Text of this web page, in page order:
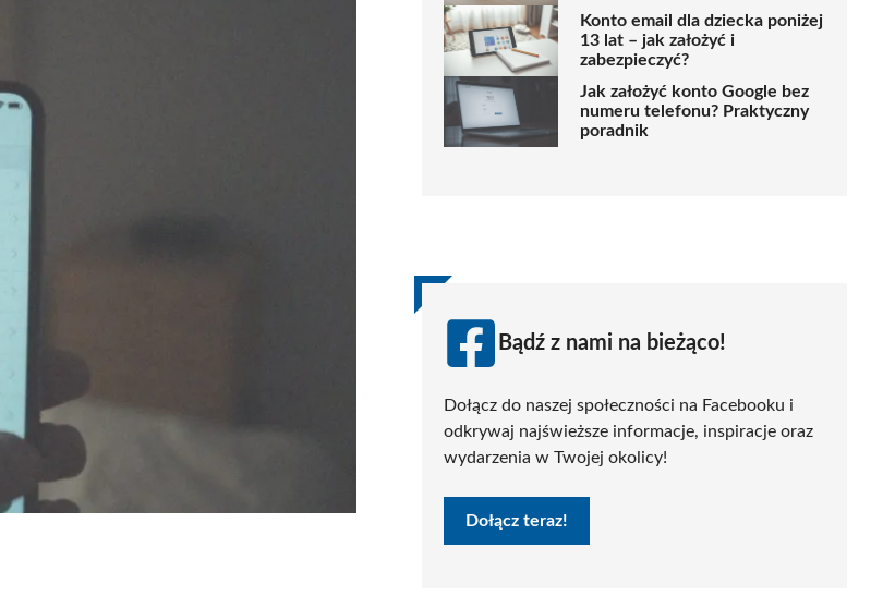
Konto email dla dziecka poniżej
13 lat – jak założyć i
zabezpieczyć?
Jak założyć konto Google bez
numeru telefonu? Praktyczny
poradnik
Bądź z nami na bieżąco!
Dołącz do naszej społeczności na Facebooku i
odkrywaj najświeższe informacje, inspiracje oraz
wydarzenia w Twojej okolicy!
Dołącz teraz!